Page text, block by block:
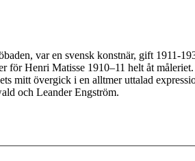
var en svensk konstnär, gift 1911-
Henri Matisse 1910–11 helt åt
mitt övergick i en alltmer uttalad
och Leander Engström.